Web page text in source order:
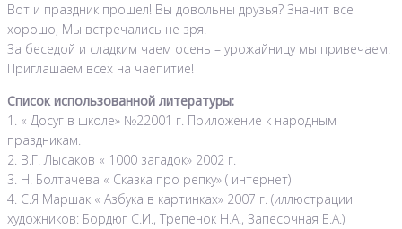
Вот и праздник прошел! Вы довольны друзья? Значит все
хорошо, Мы встречались не зря.
За беседой и сладким чаем осень – урожайницу мы привечаем!
Приглашаем всех на чаепитие!
Список использованной литературы:
1. « Досуг в школе» №22001 г. Приложение к народным
праздникам.
2. В.Г. Лысаков « 1000 загадок» 2002 г.
3. Н. Болтачева « Сказка про репку» ( интернет)
4. С.Я Маршак « Азбука в картинках» 2007 г. (иллюстрации
художников: Бордюг С.И., Трепенок Н.А., Запесочная Е.А.)